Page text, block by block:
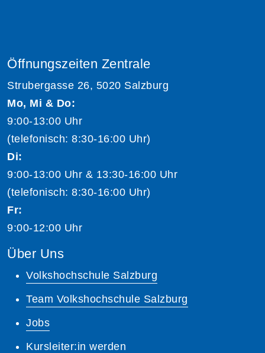
Öffnungszeiten Zentrale
Strubergasse 26, 5020 Salzburg
Mo, Mi & Do:
9:00-13:00 Uhr
(telefonisch: 8:30-16:00 Uhr)
Di:
9:00-13:00 Uhr & 13:30-16:00 Uhr
(telefonisch: 8:30-16:00 Uhr)
Fr:
9:00-12:00 Uhr
Über Uns
Volkshochschule Salzburg
Team Volkshochschule Salzburg
Jobs
Kursleiter:in werden